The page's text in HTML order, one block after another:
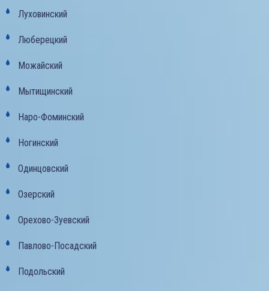
Луховинский
Люберецкий
Можайский
Мытищинский
Наро-Фоминский
Ногинский
Одинцовский
Озерский
Орехово-Зуевский
Павлово-Посадский
Подольский